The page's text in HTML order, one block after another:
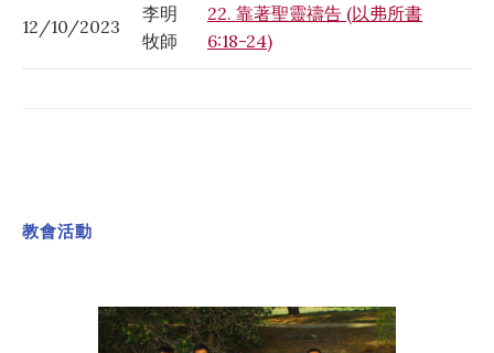
12/10/2023
李明
牧師
22. 靠著聖靈禱告 (以弗所書
6:18-24)
教會活動